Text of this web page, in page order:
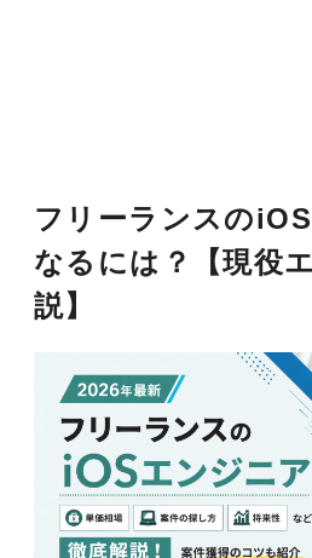
フリーランスの
なるには？【現役
説】